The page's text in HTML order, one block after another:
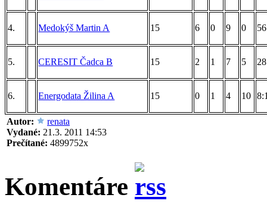
4. Medokýš Martin A 15 6 0 9 0
5. CERESIT Čadca B 15 2 1 7 5
6. Energodata Žilina A 15 0 1 4 10
Autor:
renata
Vydané: 21.3. 2011 14:53
Prečítané: 4899752x
Komentáre